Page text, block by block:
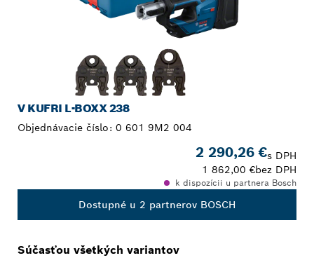
V KUFRI L-BOXX 238
Objednávacie číslo: 0 601 9M2 004
2 290,26 €s DPH
1 862,00 €bez DPH
k dispozícii u partnera Bosch
Dostupné u 2 partnerov BOSCH
Súčasťou všetkých variantov